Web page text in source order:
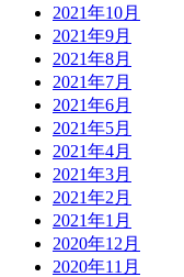
2021年10月
2021年9月
2021年8月
2021年7月
2021年6月
2021年5月
2021年4月
2021年3月
2021年2月
2021年1月
2020年12月
2020年11月